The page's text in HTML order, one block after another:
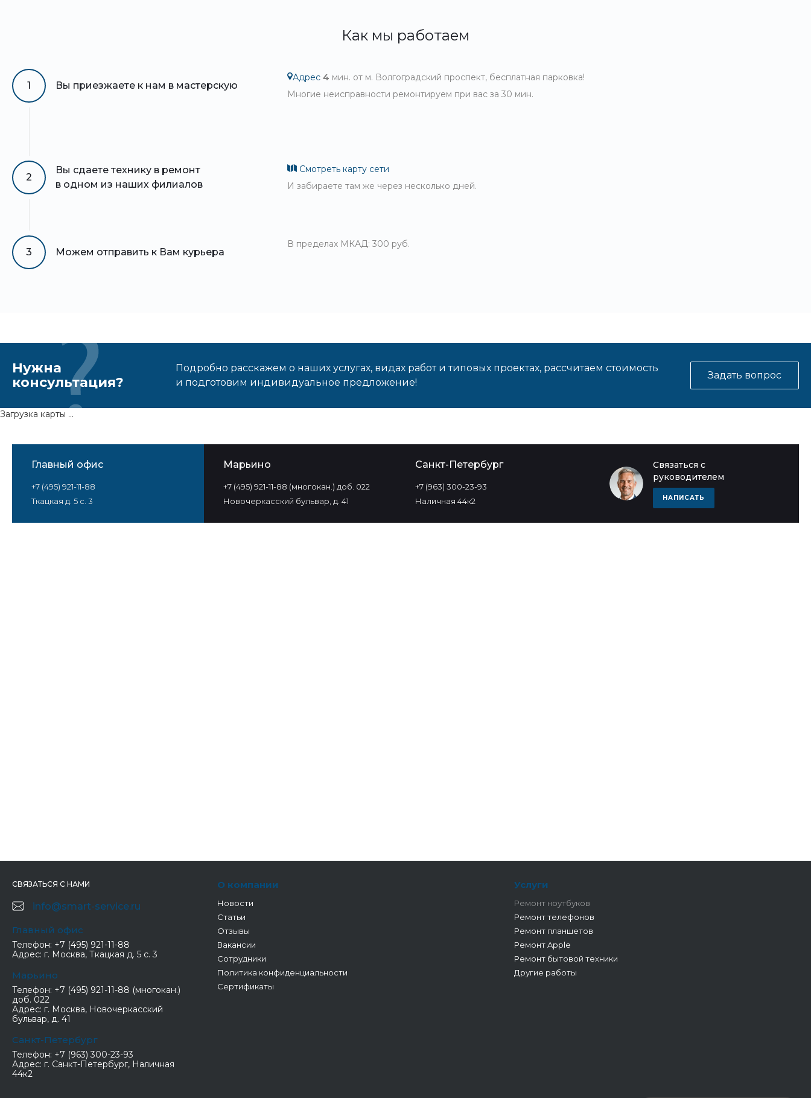
Как мы работаем
1 Вы приезжаете к нам в мастерскую
Адрес 4 мин. от м. Волгоградский проспект, бесплатная парковка!
Многие неисправности ремонтируем при вас за 30 мин.
2
Вы сдаете технику в ремонт
в одном из наших филиалов
Смотреть карту сети
И забираете там же через несколько дней.
3 Можем отправить к Вам курьера
В пределах МКАД: 300 руб.
Нужна
консультация?
Подробно расскажем о наших услугах, видах работ и типовых проектах, рассчитаем стоимость
и подготовим индивидуальное предложение!
Задать вопрос
Связаться с
руководителем
НАПИСАТЬ
Главный офис
+7 (495) 921-11-88
Ткацкая д. 5 с. 3
Марьино
+7 (495) 921-11-88 (многокан.) доб. 022
Новочеркасский бульвар, д. 41
Санкт-Петербург
+7 (963) 300-23-93
Наличная 44к2
Загрузка карты ...
СВЯЗАТЬСЯ С НАМИ
info@smart-service.ru
Главный офис
Телефон: +7 (495) 921-11-88
Адрес: г. Москва, Ткацкая д. 5 с. 3
Марьино
Телефон: +7 (495) 921-11-88 (многокан.)
доб. 022
Адрес: г. Москва, Новочеркасский
бульвар, д. 41
Санкт-Петербург
Телефон: +7 (963) 300-23-93
Адрес: г. Санкт-Петербург, Наличная
44к2
О компании
Новости
Статьи
Отзывы
Вакансии
Сотрудники
Политика конфиденциальности
Сертификаты
Услуги
Ремонт ноутбуков
Ремонт телефонов
Ремонт планшетов
Ремонт Apple
Ремонт бытовой техники
Другие работы